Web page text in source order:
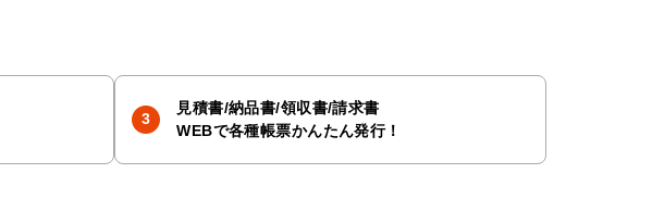
見積書/納品書/領収書/請求書
WEBで各種帳票かんたん発行！